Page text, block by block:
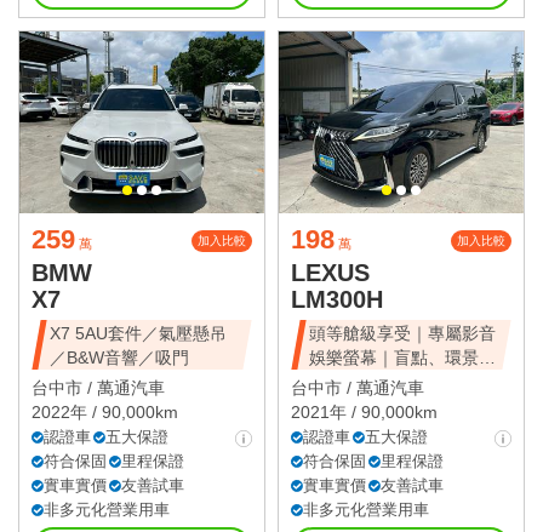
259 萬 加入比較
BMW
X7
X7 5AU套件／氣壓懸吊
／B&W音響／吸門
台中市 / 萬通汽車
2022年 / 90,000km
認證車
五大保證
符合保固
里程保證
實車實價
友善試車
非多元化營業用車
198 萬 加入比較
LEXUS
LM300H
頭等艙級享受｜專屬影音
娛樂螢幕｜盲點、環景、
雙電滑門、雙天窗
台中市 / 萬通汽車
2021年 / 90,000km
認證車
五大保證
符合保固
里程保證
實車實價
友善試車
非多元化營業用車